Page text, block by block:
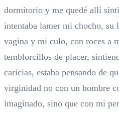
dormitorio y me quedé allí
intentaba lamer mi chocho, su
vagina y mi culo, con roces a
temblorcillos de placer,
caricias, estaba pensando de
virginidad no con un hombre
imaginado, sino que con mi